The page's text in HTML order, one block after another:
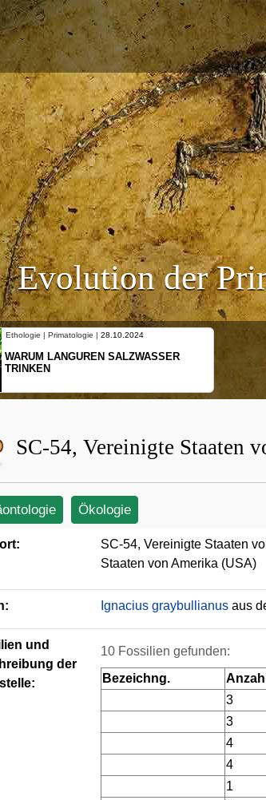
Evolution der
Ethologie | Primatologie |10.10.2024
NEUES VON WEIBLICHEN
SCHOPFGIBBONS UND IHRER
SC-54, Vereinigte Staaten
Ökologie
SC-54, Vereinigte Staaten
Staaten von Amerika (USA)
Ignacius graybullianus aus
und
der
10 Fossilien gefunden:
Bezeichng.
Anzahl
3
3
4
4
1